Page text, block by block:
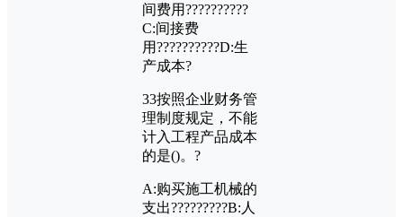
间费用??????????
C:间接费
用??????????D:生
产成本?
33按照企业财务管
理制度规定，不能
计入工程产品成本
的是()。?
A:购买施工机械的
支出?????????B: 人